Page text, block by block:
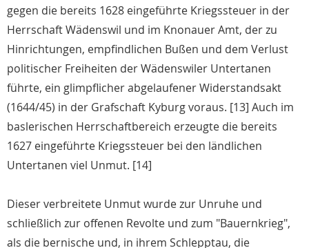
gegen die bereits 1628 eingeführte Kriegssteuer in der
Herrschaft Wädenswil und im Knonauer Amt, der zu
Hinrichtungen, empfindlichen Bußen und dem Verlust
politischer Freiheiten der Wädenswiler Untertanen
führte, ein glimpflicher abgelaufener Widerstandsakt
(1644/45) in der Grafschaft Kyburg voraus. [13] Auch im
baslerischen Herrschaftbereich erzeugte die bereits
1627 eingeführte Kriegssteuer bei den ländlichen
Untertanen viel Unmut. [14]
Dieser verbreitete Unmut wurde zur Unruhe und
schließlich zur offenen Revolte und zum "Bauernkrieg",
als die bernische und, in ihrem Schlepptau, die